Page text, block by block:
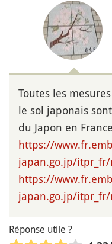
Toutes les
le sol japonais
du Japon en
https://
japan.go.jp/
https://
japan.go.jp/
Réponse utile ?